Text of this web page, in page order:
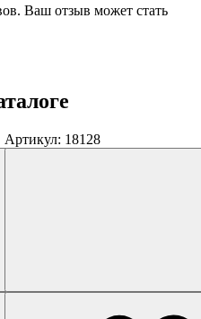
Ваш отзыв может стать
Артикул: 18128